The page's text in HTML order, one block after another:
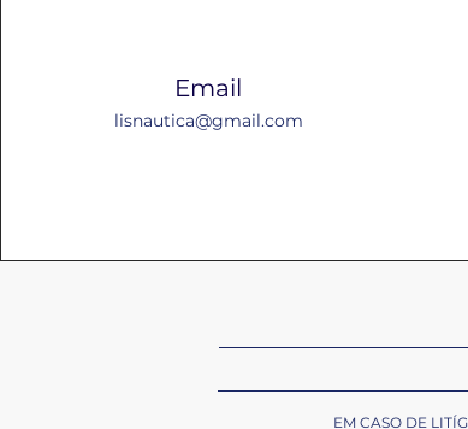
Email
lisnautica@gmail.com
EM CASO DE